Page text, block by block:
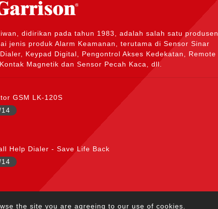
the site you are agreeing to our use of cookies.
didirikan pada tahun 1983, adalah salah satu produsen
jenis produk Alarm Keamanan, terutama di Sensor Sinar
Keypad Digital, Pengontrol Akses Kedekatan, Remote
Magnetik dan Sensor Pecah Kaca, dll.
GSM LK-120S
Help Dialer - Save Life Back
：+886-2-2222-5645 FAX：+886-2-2223-4237